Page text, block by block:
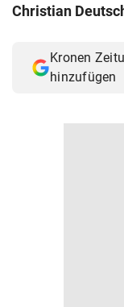
Christian
Kronen
hinzufügen